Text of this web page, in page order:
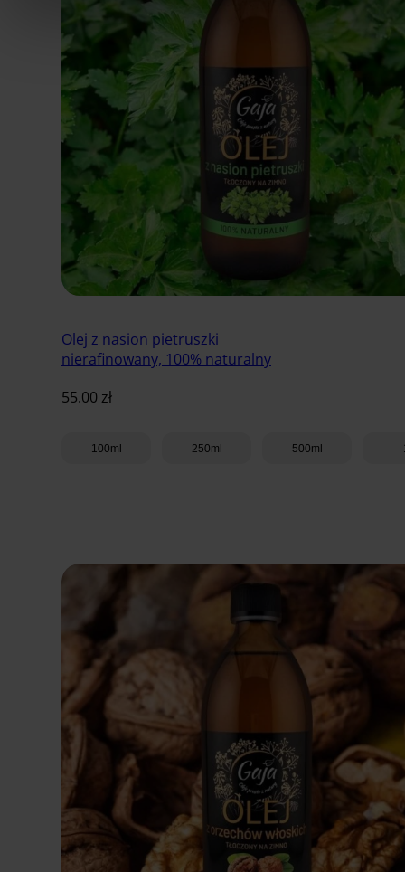
Olej z nasion pietruszki
nierafinowany, 100% naturalny
55.00 zł
100ml 250ml 500ml